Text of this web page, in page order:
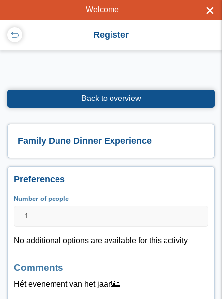
Welcome ×
Register
Back to overview
Family Dune Dinner Experience
Preferences
Number of people
No additional options are available for this activity
Comments
Hét evenement van het jaar!🌅